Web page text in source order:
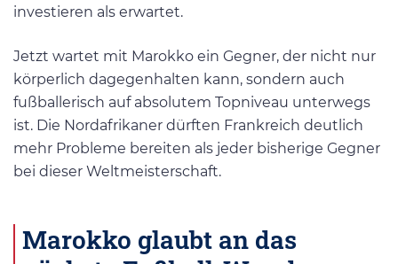
investieren als erwartet.
Jetzt wartet mit Marokko ein Gegner, der nicht nur
körperlich dagegenhalten kann, sondern auch
fußballerisch auf absolutem Topniveau unterwegs
ist. Die Nordafrikaner dürften Frankreich deutlich
mehr Probleme bereiten als jeder bisherige Gegner
bei dieser Weltmeisterschaft.
Marokko glaubt an das